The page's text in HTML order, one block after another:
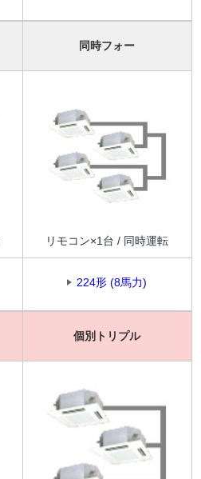
同時フォー
リモコン×1台 / 同時運転
224形 (8馬力)
個別トリプル